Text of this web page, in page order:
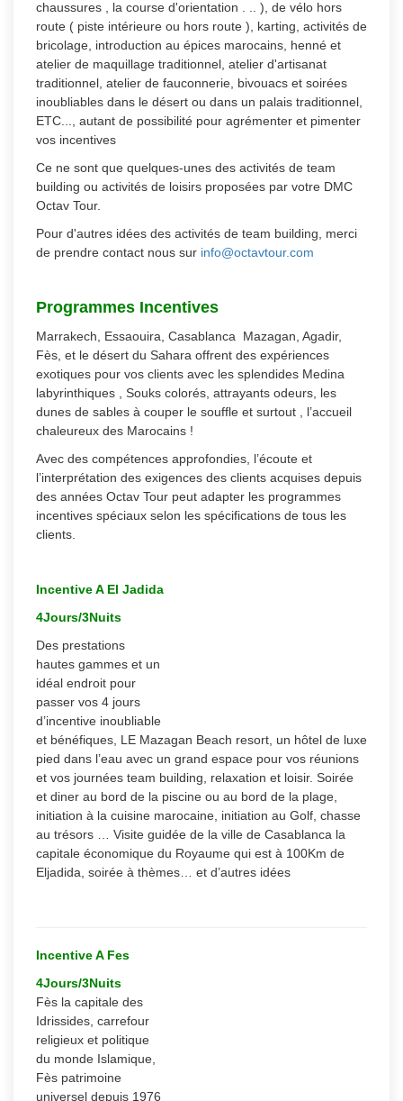
chaussures , la course d'orientation . .. ), de vélo hors
route ( piste intérieure ou hors route ), karting, activités de
bricolage, introduction au épices marocains, henné et
atelier de maquillage traditionnel, atelier d'artisanat
traditionnel, atelier de fauconnerie, bivouacs et soirées
inoubliables dans le désert ou dans un palais traditionnel,
ETC..., autant de possibilité pour agrémenter et pimenter
vos incentives
Ce ne sont que quelques-unes des activités de team
building ou activités de loisirs proposées par votre DMC
Octav Tour.
Pour d'autres idées des activités de team building, merci
de prendre contact nous sur info@octavtour.com
Programmes Incentives
Marrakech, Essaouira, Casablanca Mazagan, Agadir,
Fès, et le désert du Sahara offrent des expériences
exotiques pour vos clients avec les splendides Medina
labyrinthiques , Souks colorés, attrayants odeurs, les
dunes de sables à couper le souffle et surtout , l’accueil
chaleureux des Marocains !
Avec des compétences approfondies, l’écoute et
l’interprétation des exigences des clients acquises depuis
des années Octav Tour peut adapter les programmes
incentives spéciaux selon les spécifications de tous les
clients.
Incentive A El Jadida
4Jours/3Nuits
Des prestations
hautes gammes et un
idéal endroit pour
passer vos 4 jours
d’incentive inoubliable
et bénéfiques, LE Mazagan Beach resort, un hôtel de luxe
pied dans l’eau avec un grand espace pour vos réunions
et vos journées team building, relaxation et loisir. Soirée
et diner au bord de la piscine ou au bord de la plage,
initiation à la cuisine marocaine, initiation au Golf, chasse
au trésors … Visite guidée de la ville de Casablanca la
capitale économique du Royaume qui est à 100Km de
Eljadida, soirée à thèmes… et d’autres idées
Incentive A Fes
4Jours/3Nuits
Fès la capitale des
Idrissides, carrefour
religieux et politique
du monde Islamique,
Fès patrimoine
universel depuis 1976